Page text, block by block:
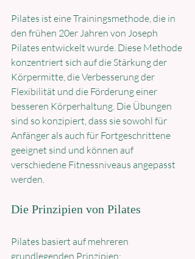
Pilates ist eine Trainingsmethode, die in
den frühen 20er Jahren von Joseph
Pilates entwickelt wurde. Diese Methode
konzentriert sich auf die Stärkung der
Körpermitte, die Verbesserung der
Flexibilität und die Förderung einer
besseren Körperhaltung. Die Übungen
sind so konzipiert, dass sie sowohl für
Anfänger als auch für Fortgeschrittene
geeignet sind und können auf
verschiedene Fitnessniveaus angepasst
werden.
Die Prinzipien von Pilates
Pilates basiert auf mehreren
grundlegenden Prinzipien: